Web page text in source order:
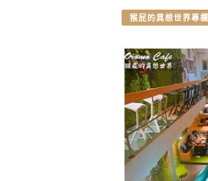
猴屁的異想世界專欄